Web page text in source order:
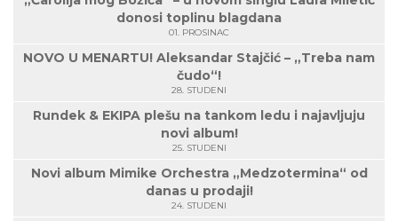
donosi toplinu blagdana
01. PROSINAC
NOVO U MENARTU! Aleksandar Stajčić – „Treba nam
čudo“!
28. STUDENI
Rundek & EKIPA plešu na tankom ledu i najavljuju
novi album!
25. STUDENI
Novi album Mimike Orchestra „Medzotermina“ od
danas u prodaji!
24. STUDENI